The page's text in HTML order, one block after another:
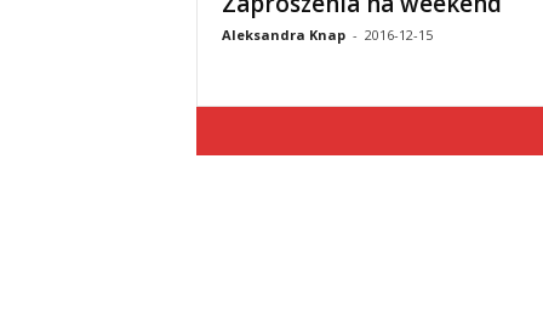
Aleksandra Knap - 2016-12-15